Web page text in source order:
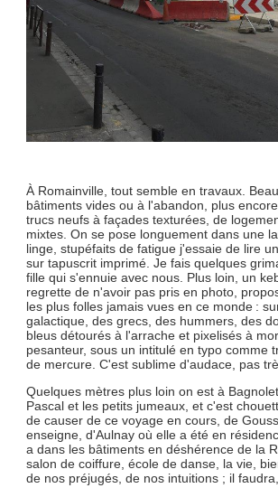
À Romainville, tout semble en travaux.
bâtiments vides ou à l'abandon, plus
trucs neufs à façades texturées, de
mixtes. On se pose longuement dans une
linge, stupéfaits de fatigue j'essaie de lire
sur tapuscrit imprimé. Je fais quelques
fille qui s'ennuie avec nous. Plus loin, un
regrette de n'avoir pas pris en photo,
les plus folles jamais vues en ce monde :
galactique, des grecs, des hummers, des
bleus détourés à l'arrache et pixelisés à
pesanteur, sous un intitulé en typo comme
de mercure. C'est sublime d'audace, pas
Quelques mètres plus loin on est à
Pascal et les petits jumeaux, et c'est
de causer de ce voyage en cours, de
enseigne, d'Aulnay où elle a été en
a dans les bâtiments en déshérence de la
salon de coiffure, école de danse, la vie,
de nos préjugés, de nos intuitions ; il